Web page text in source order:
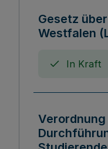
Gesetz
Westfalen
In Kraft